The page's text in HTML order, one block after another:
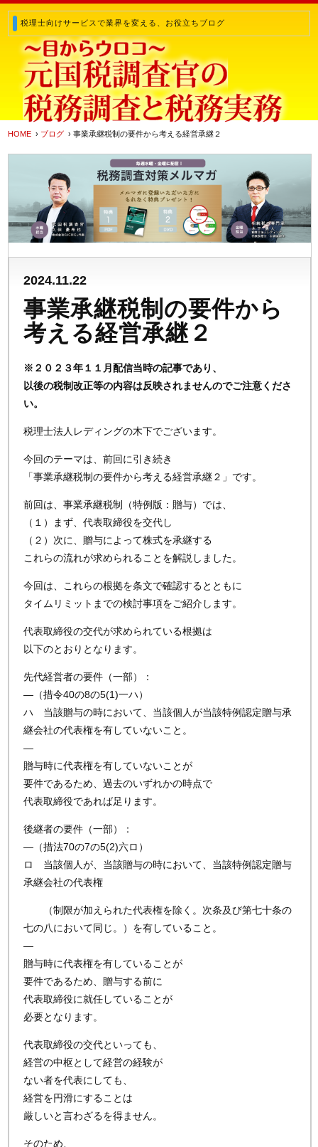
税理士向けサービスで業界を変える、お役立ちブログ
HOME › ブログ › 事業承継税制の要件から考える経営承継２
2024.11.22
事業承継税制の要件から
考える経営承継２
※２０２３年１１月配信当時の記事であり、
以後の税制改正等の内容は反映されませんのでご注意くださ
い。
税理士法人レディングの木下でございます。
今回のテーマは、前回に引き続き
「事業承継税制の要件から考える経営承継２」です。
前回は、事業承継税制（特例版：贈与）では、
（１）まず、代表取締役を交代し
（２）次に、贈与によって株式を承継する
これらの流れが求められることを解説しました。
今回は、これらの根拠を条文で確認するとともに
タイムリミットまでの検討事項をご紹介します。
代表取締役の交代が求められている根拠は
以下のとおりとなります。
先代経営者の要件（一部）：
—（措令40の8の5(1)一ハ）
ハ 当該贈与の時において、当該個人が当該特例認定贈与承
継会社の代表権を有していないこと。
—
贈与時に代表権を有していないことが
要件であるため、過去のいずれかの時点で
代表取締役であれば足ります。
後継者の要件（一部）：
—（措法70の7の5(2)六ロ）
ロ 当該個人が、当該贈与の時において、当該特例認定贈与
承継会社の代表権
（制限が加えられた代表権を除く。次条及び第七十条の
七の八において同じ。）を有していること。
—
贈与時に代表権を有していることが
要件であるため、贈与する前に
代表取締役に就任していることが
必要となります。
代表取締役の交代といっても、
経営の中枢として経営の経験が
ない者を代表にしても、
経営を円滑にすることは
厳しいと言わざるを得ません。
そのため、